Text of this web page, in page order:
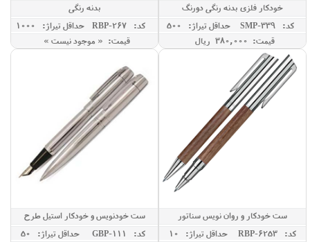
خودکار فلزی بدنه رنگی دورنگ
کد: SMP-339
حداقل تيراژ: 500
قیمت: 380,000 ريال
بدنه رنگی
کد: RBP-267
حداقل تيراژ: 1000
قیمت: « موجود نیست »
ست خودکار و روان نویس سناتور
کد: RBP-6253
حداقل تيراژ: 10
ست خودنویس و خودکار استیل طرح
دار300
کد: GBP-111
حداقل تيراژ: 50